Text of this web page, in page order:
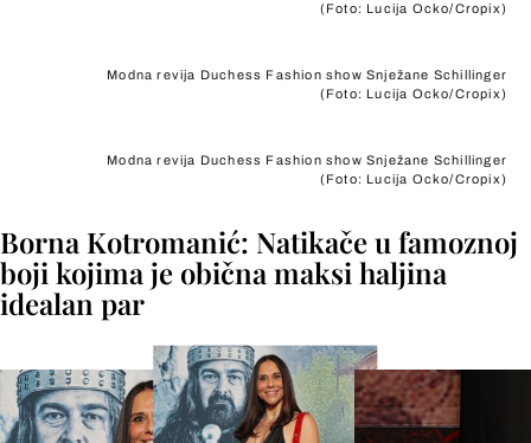
(Foto: Lucija Ocko/Cropix)
Modna revija Duchess Fashion show Snježane Schillinger
(Foto: Lucija Ocko/Cropix)
Modna revija Duchess Fashion show Snježane Schillinger
(Foto: Lucija Ocko/Cropix)
Borna Kotromanić: Natikače u famoznoj
boji kojima je obična maksi haljina
idealan par